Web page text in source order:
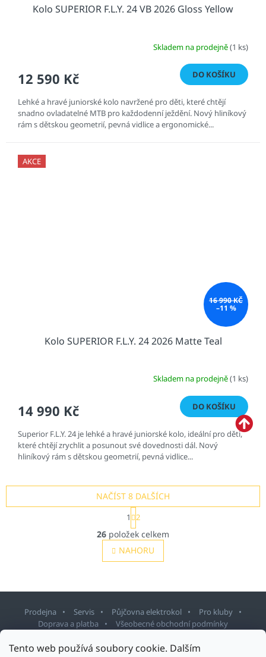
Tento web používá soubory cookie. Dalším
Kolo SUPERIOR F.L.Y. 24 VB 2026 Gloss Yellow
Skladem na prodejně(1 ks)
12 590 Kč DO KOŠÍKU
Lehké a hravé juniorské kolo navržené pro děti, které chtějí
snadno ovladatelné MTB pro každodenní ježdění. Nový hliníkový
rám s dětskou geometrií, pevná vidlice a ergonomické...
AKCE
16 990 KČ
–11 %
Kolo SUPERIOR F.L.Y. 24 2026 Matte Teal
Skladem na prodejně(1 ks)
14 990 Kč DO KOŠÍKU
Superior F.L.Y. 24 je lehké a hravé juniorské kolo, ideální pro děti,
které chtějí zrychlit a posunout své dovednosti dál. Nový
hliníkový rám s dětskou geometrií, pevná vidlice...
O
v
l
á
c
í
p
r
k
NAČÍST 8 DALŠÍCH
S
t
r
á
n
k
á
í
1 2
26 položek celkem
NAHORU
Prodejna Servis Půjčovna elektrokol
Pro kluby
Doprava a platba
Všeobecné obchodní podmínky